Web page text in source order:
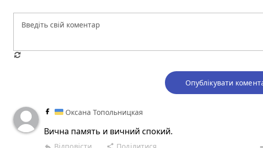
Опублікувати
Оксана Топольницкая
Вична память и вичний спокий.